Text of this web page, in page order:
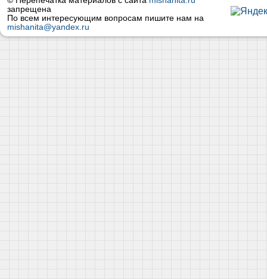
запрещена
По всем интересующим вопросам пишите нам на
mishanita@yandex.ru